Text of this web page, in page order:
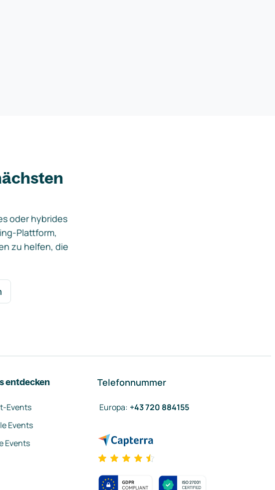
oder hybrides
Plattform,
zu helfen, die
entdecken
Events
Events
Events
Telefonnummer
Europa: +43 720 884155